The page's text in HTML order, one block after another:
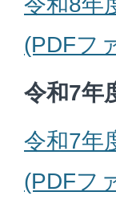
(PDFフ
令和7年
令和7年
(PDFフ